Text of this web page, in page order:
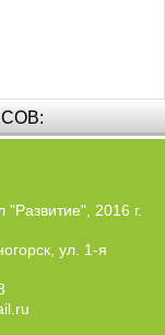
2016 г.
ул. 1-я